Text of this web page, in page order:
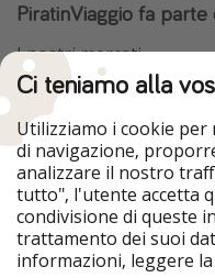
PiratinViaggio fa
I nostri mercati
HolidayPirates
WakacyjniPiraci
Ferienpiraten
Urlaubspiraten
TravelPirates
Il nostro gruppo
HolidayPirates Group
Ci teniamo alla
Utilizziamo i cookie
di navigazione,
analizzare il nostro
tutto", l'utente accetta
condivisione di queste
trattamento dei suoi
informazioni, leggere